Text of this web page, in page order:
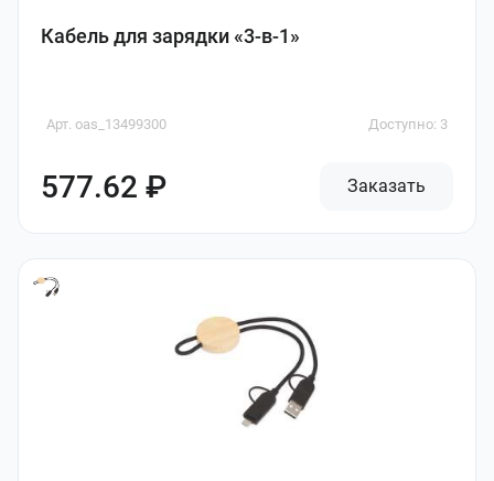
Кабель для зарядки «3-в-1»
Арт. oas_13499300 Доступно: 3
577.62 ₽ Заказать